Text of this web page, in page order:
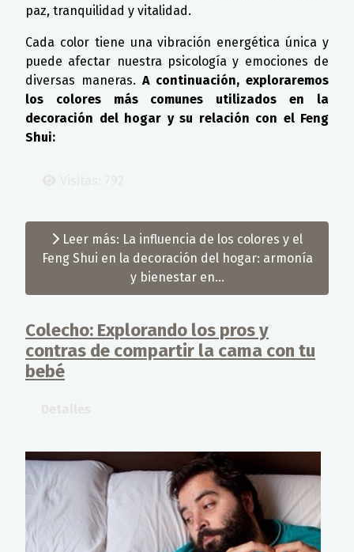
paz, tranquilidad y vitalidad.
Cada color tiene una vibración energética única y
puede afectar nuestra psicología y emociones de
diversas maneras. A continuación, exploraremos
los colores más comunes utilizados en la
decoración del hogar y su relación con el Feng
Shui:
Leer más: La influencia de los colores y el
Feng Shui en la decoración del hogar: armonía
y bienestar en...
Colecho: Explorando los pros y
contras de compartir la cama con tu
bebé